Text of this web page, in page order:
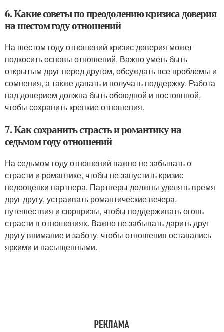
6. Какие советы по преодолению кризиса доверия
на шестом году отношений
На шестом году отношений кризис доверия может
подкосить основы отношений. Важно уметь быть
открытым друг перед другом, обсуждать все проблемы и
сомнения, а также давать и получать поддержку. Работа
над доверием должна быть обоюдной и постоянной,
чтобы сохранить крепкие отношения.
7. Как сохранить страсть и романтику на
седьмом году отношений
На седьмом году отношений важно не забывать о
страсти и романтике, чтобы не запустить кризис
недооценки партнера. Партнеры должны уделять время
друг другу, устраивать романтические вечера,
путешествия и сюрпризы, чтобы поддерживать огонь
страсти в отношениях. Важно не забывать дарить друг
другу внимание и заботу, чтобы отношения оставались
яркими и насыщенными.